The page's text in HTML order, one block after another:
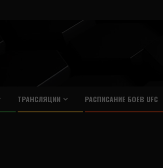
ТРАНСЛЯЦИИ РАСПИСАНИЕ БОЕВ UFC